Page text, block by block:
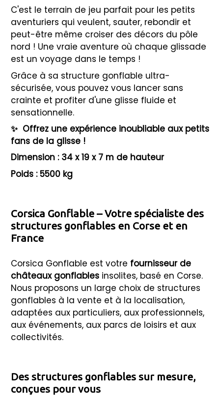
C'est le terrain de jeu parfait pour les petits
aventuriers qui veulent, sauter, rebondir et
peut-être même croiser des décors du pôle
nord ! Une vraie aventure où chaque glissade
est un voyage dans le temps !
Grâce à sa structure gonflable ultra-
sécurisée, vous pouvez vous lancer sans
crainte et profiter d'une glisse fluide et
sensationnelle.
✨ Offrez une expérience inoubliable aux petits
fans de la glisse !
Dimension : 34 x 19 x 7 m de hauteur
Poids : 5500 kg
Corsica Gonflable – Votre spécialiste des
structures gonflables en Corse et en
France
Corsica Gonflable est votre fournisseur de
châteaux gonflables insolites, basé en Corse.
Nous proposons un large choix de structures
gonflables à la vente et à la localisation,
adaptées aux particuliers, aux professionnels,
aux événements, aux parcs de loisirs et aux
collectivités.
Des structures gonflables sur mesure,
conçues pour vous